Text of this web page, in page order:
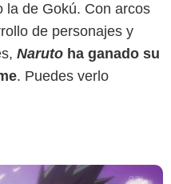
la de Gokú. Con arcos
de personajes y
Naruto ha ganado su
. Puedes verlo